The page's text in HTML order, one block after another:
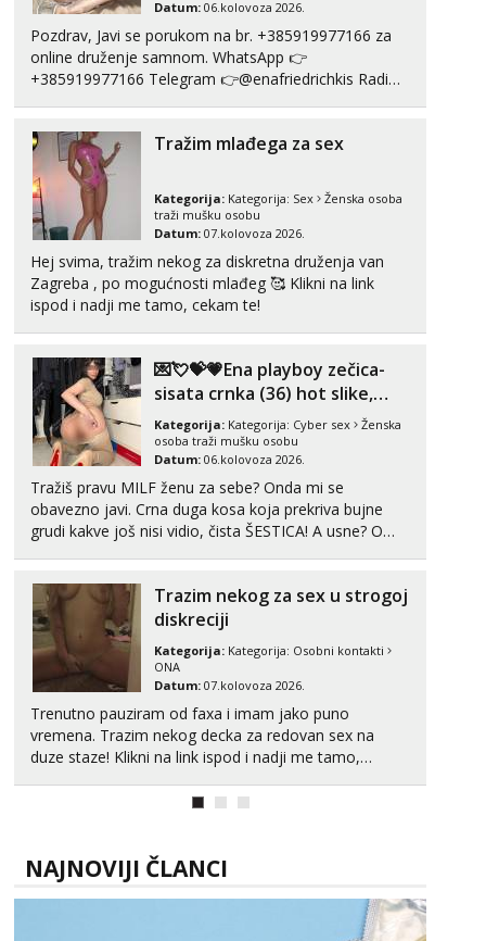
Tel: 064/677-677- Kod: #123
tel:0,93€ - mob:1,12€ min
Anđela
Tel:
tel:0,93€ - mob:1,12€ min
Liliana
Razgovaram :)
Tel:
tel:0,93€ - mob:1,12€ min
Obavijesti me kada se oslobodi
Učiteljica iz predgrađa traži...
tel:0,93€ - mob:1,12€ min
Obavijesti me kada se oslobodi
Snježana
Čekam tvoj poziv!
Tel:064/677-677- Kod: #119
tel:0,93€ - mob:1,12€ min
Biljana
Čekam tvoj poziv!
Tel: 064/677-677- Kod: #132
tel:0,93€ - mob:1,12€ min
Alisa
Razgovaram :)
064/677-677
- Kod: #106
tel:0,93€ - mob:1,12€ min
Obavijesti me kada se oslobodi
Čekam tvoj poziv!
Tel:064/677-677- Kod: #135
Datum: 06.kolovoza 2026.
Pozdrav, Javi se porukom na br. +385919977166 za
online druženje samnom. WhatsApp 👉
+385919977166 Telegram 👉@enafriedrichkis Radim
štikle, samostojeće itd. Nudim svakakva videa seksa,
puš...
Tražim mlađega za sex
Kategorija: Kategorija: Sex
Ženska osoba
traži mušku osobu
Datum: 07.kolovoza 2026.
Hej svima, tražim nekog za diskretna druženja van
Zagreba , po mogućnosti mlađeg 🥰 Klikni na link
ispod i nadji me tamo, cekam te!
💌💘💝💗Ena playboy zečica-
sisata crnka (36) hot slike,
videa i c2c💗
Kategorija: Kategorija: Cyber sex
Ženska
osoba traži mušku osobu
Datum: 06.kolovoza 2026.
Tražiš pravu MILF ženu za sebe? Onda mi se
obavezno javi. Crna duga kosa koja prekriva bujne
grudi kakve još nisi vidio, čista ŠESTICA! A usne? O
nisi vidio. Uvijek sam spremna za ONLOINE zabavu...
Trazim nekog za sex u strogoj
diskreciji
Kategorija: Kategorija: Osobni kontakti
ONA
Datum: 07.kolovoza 2026.
Trenutno pauziram od faxa i imam jako puno
vremena. Trazim nekog decka za redovan sex na
duze staze! Klikni na link ispod i nadji me tamo,
NAJNOVIJI ČLANCI